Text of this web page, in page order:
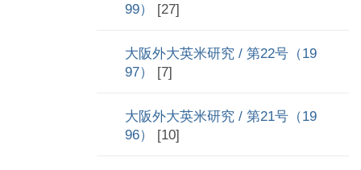
99） [27]
大阪外大英米研究 / 第22号（19
97） [7]
大阪外大英米研究 / 第21号（19
96） [10]